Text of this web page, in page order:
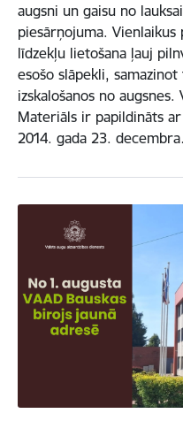
augsni un gaisu no
piesārņojuma. Vienlaikus
līdzekļu lietošana ļauj
esošo slāpekli,
izskalošanos no
Materiāls ir papildināts
2014. gada 23.